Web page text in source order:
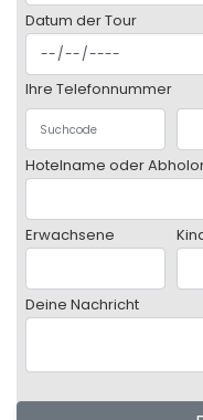
Datum der Tour
Ihre Telefonnummer
Hotelname oder
Erwachsene
Deine Nachricht